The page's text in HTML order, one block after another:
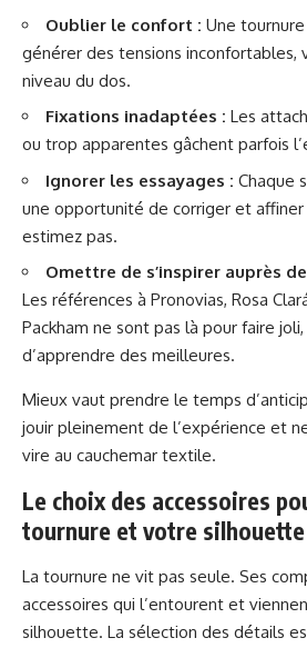
Oublier le confort : Une
générer des tensions inconfortables,
niveau du dos.
Fixations inadaptées : Les
ou trop apparentes gâchent parfois
Ignorer les essayages : Chaque
une opportunité de corriger et
estimez pas.
Omettre de s’inspirer auprès
Les références à Pronovias, Rosa
Packham ne sont pas là pour faire
d’apprendre des meilleures.
Mieux vaut prendre le temps
jouir pleinement de l’expérience et
vire au cauchemar textile.
Le choix des accessoires
tournure et votre silhouette
La tournure ne vit pas seule. Ses
accessoires qui l’entourent et
silhouette. La sélection des détails